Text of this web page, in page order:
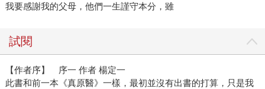
我要感謝我的父母，他們一生謹守本分，雖
試閱
【作者序】 序一 作者 楊定一
此書和前一本《真原醫》一樣，最初並沒有出書的打算，只是我